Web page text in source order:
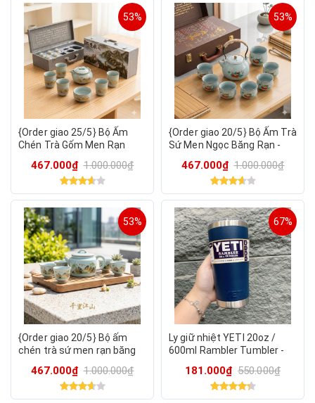
53%
{Order giao 25/5} Bộ Ấm
Chén Trà Gốm Men Rạn
467.000₫ 1.000.000₫
53%
{Order giao 20/5} Bộ Ấm Trà
Sứ Men Ngọc Băng Rạn -
Như Ý" - Kèm Hộp Quà
467.000₫ 1.000.000₫
53%
{Order giao 20/5} Bộ ấm
chén trà sứ men rạn băng
kèm hộp quà
467.000₫ 1.000.000₫
67%
Ly giữ nhiệt YETI 20oz /
600ml Rambler Tumbler -
nhiên181.000₫ 550.000₫